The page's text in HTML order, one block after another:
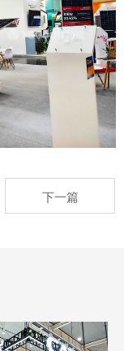
下一篇